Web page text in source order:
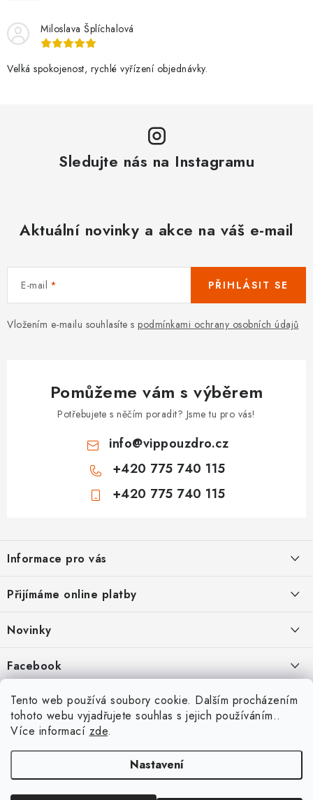
Tento web používá soubory cookie. Dalším procházením
tohoto webu vyjadřujete souhlas s jejich používáním..
Více informací zde.
Nastavení
Miloslava Šplíchalová
Velká spokojenost, rychlé vyřízení objednávky.
Sledujte nás na Instagramu
Aktuální novinky a akce na váš e-mail
E-mail
Vložením e-mailu souhlasíte s podmínkami ochrany osobních údajů
PŘIHLÁSIT SE
Pomůžeme vám s výběrem
Potřebujete s něčím poradit? Jsme tu pro vás!
info@vippouzdro.cz
+420 775 740 115
+420 775 740 115
p
a
Informace pro vás
Jak nakupovat
Ochrana osobních údajů
Hodnocení obchodu
Doprava a platba
Vrácení zboží a reklamace
Přijímáme online platby
Novinky
Kryty, pouzdra, obaly na mobil Apple iPhone.
11.9.2022
Nová skla pro vaši ochranu
22.8.2020
Designové kryty pro Xiaomi
Facebook
Heureka Recenze obchodu